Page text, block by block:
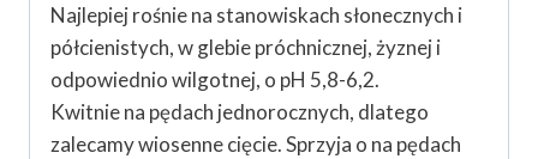
Najlepiej rośnie na stanowiskach słonecznych i
półcienistych, w glebie próchnicznej, żyznej i
odpowiednio wilgotnej, o pH 5,8-6,2.
Kwitnie na pędach jednorocznych, dlatego
zalecamy wiosenne cięcie. Sprzyja o na pędach